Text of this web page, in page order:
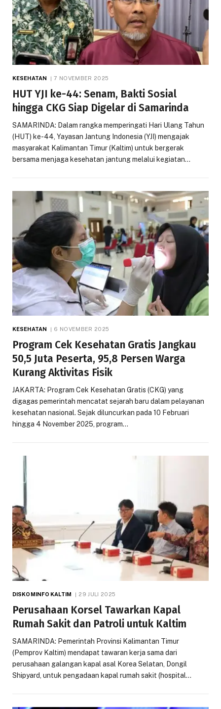
KESEHATAN 7 NOVEMBER 2025
HUT YJI ke-44: Senam, Bakti Sosial
hingga CKG Siap Digelar di Samarinda
SAMARINDA: Dalam rangka memperingati Hari Ulang Tahun
(HUT) ke-44, Yayasan Jantung Indonesia (YJI) mengajak
masyarakat Kalimantan Timur (Kaltim) untuk bergerak
bersama menjaga kesehatan jantung melalui kegiatan…
KESEHATAN 6 NOVEMBER 2025
Program Cek Kesehatan Gratis Jangkau
50,5 Juta Peserta, 95,8 Persen Warga
Kurang Aktivitas Fisik
JAKARTA: Program Cek Kesehatan Gratis (CKG) yang
digagas pemerintah mencatat sejarah baru dalam pelayanan
kesehatan nasional. Sejak diluncurkan pada 10 Februari
hingga 4 November 2025, program…
DISKOMINFO KALTIM 29 JULI 2025
Perusahaan Korsel Tawarkan Kapal
Rumah Sakit dan Patroli untuk Kaltim
SAMARINDA: Pemerintah Provinsi Kalimantan Timur
(Pemprov Kaltim) mendapat tawaran kerja sama dari
perusahaan galangan kapal asal Korea Selatan, Dongil
Shipyard, untuk pengadaan kapal rumah sakit (hospital…